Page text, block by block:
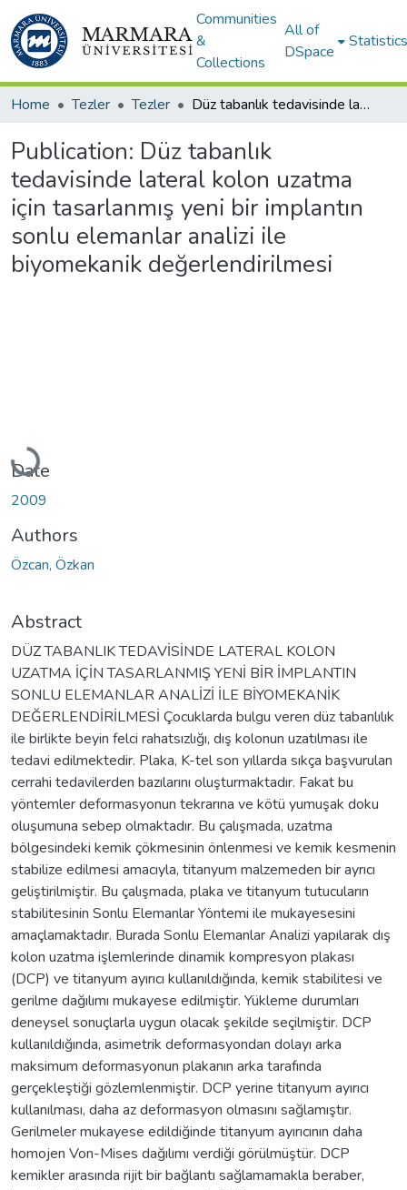
Communities
&
Collections
All of
DSpace
Statistics
Home Tezler Tezler Düz tabanlık tedavisinde lateral kolon uzatma için tasarlanmış yeni bir implantın sonlu elemanlar analizi ile biyomekanik değerlendirilmesi
Publication: Düz tabanlık
tedavisinde lateral kolon uzatma
için tasarlanmış yeni bir implantın
sonlu elemanlar analizi ile
biyomekanik değerlendirilmesi
Loading...
Date
2009
Authors
Özcan, Özkan
Abstract
DÜZ TABANLIK TEDAVİSİNDE LATERAL KOLON
UZATMA İÇİN TASARLANMIŞ YENİ BİR İMPLANTIN
SONLU ELEMANLAR ANALİZİ İLE BİYOMEKANİK
DEĞERLENDİRİLMESİ Çocuklarda bulgu veren düz tabanlılık
ile birlikte beyin felci rahatsızlığı, dış kolonun uzatılması ile
tedavi edilmektedir. Plaka, K-tel son yıllarda sıkça başvurulan
cerrahi tedavilerden bazılarını oluşturmaktadır. Fakat bu
yöntemler deformasyonun tekrarına ve kötü yumuşak doku
oluşumuna sebep olmaktadır. Bu çalışmada, uzatma
bölgesindeki kemik çökmesinin önlenmesi ve kemik kesmenin
stabilize edilmesi amacıyla, titanyum malzemeden bir ayrıcı
geliştirilmiştir. Bu çalışmada, plaka ve titanyum tutucuların
stabilitesinin Sonlu Elemanlar Yöntemi ile mukayesesini
amaçlamaktadır. Burada Sonlu Elemanlar Analizi yapılarak dış
kolon uzatma işlemlerinde dinamik kompresyon plakası
(DCP) ve titanyum ayırıcı kullanıldığında, kemik stabilitesi ve
gerilme dağılımı mukayese edilmiştir. Yükleme durumları
deneysel sonuçlarla uygun olacak şekilde seçilmiştir. DCP
kullanıldığında, asimetrik deformasyondan dolayı arka
maksimum deformasyonun plakanın arka tarafında
gerçekleştiği gözlemlenmiştir. DCP yerine titanyum ayırıcı
kullanılması, daha az deformasyon olmasını sağlamıştır.
Gerilmeler mukayese edildiğinde titanyum ayırıcının daha
homojen Von-Mises dağılımı verdiği görülmüştür. DCP
kemikler arasında rijit bir bağlantı sağlamamakla beraber,